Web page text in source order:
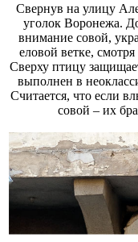
Свернув на улицу
уголок Воронежа.
внимание совой,
еловой ветке,
Сверху птицу
выполнен в
Считается, что если
совой – их